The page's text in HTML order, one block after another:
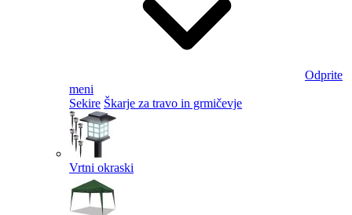
Odprite
meni
Sekire Škarje za travo in grmičevje
Vrtni okraski